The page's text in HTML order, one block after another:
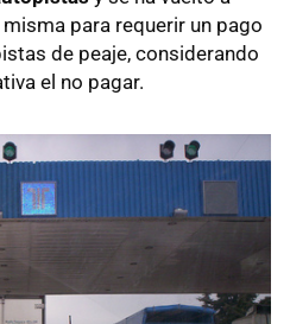
para requerir un pago
de peaje, considerando
el no pagar.